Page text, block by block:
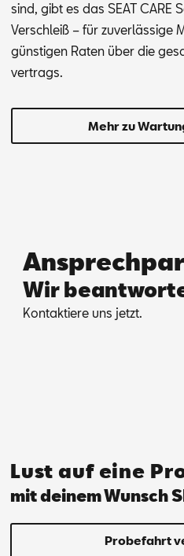
sind, gibt es das SEAT CARE
Ver­schleiß – für zu­ver­läs­si­ge
güns­ti­gen Ra­ten über die
ver­trags.
Mehr zu
Wir
Kon­tak­tie­re uns jetzt.
Lust auf eine
mit deinem Wunsch
Probefahrt